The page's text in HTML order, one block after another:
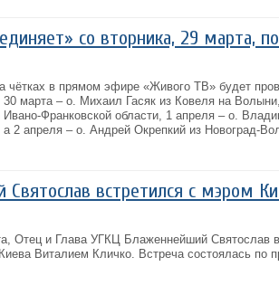
со вторника, 29 марта,
чётках в прямом эфире «Живого ТВ» будет
марта – о. Михаил Гасяк из Ковеля на
Франковской области, 1 апреля – о.
2 апреля – о. Андрей Окрепкий из Новоград-
Святослав встретился с мэром
Отец и Глава УГКЦ Блаженнейший Святослав
Виталием Кличко. Встреча состоялась по